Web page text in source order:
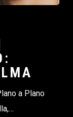
a Plano